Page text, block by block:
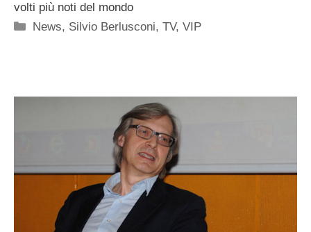
volti più noti del mondo
Categorie
News, Silvio Berlusconi,TV,VIP